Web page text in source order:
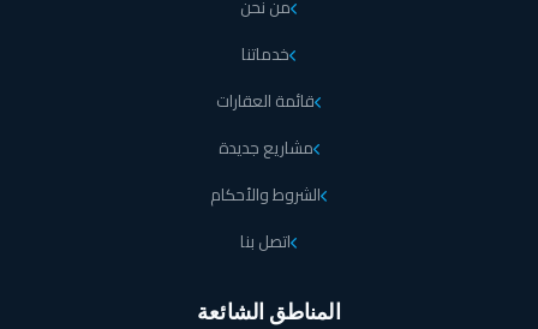
لأنك تستحق؛ قامت شركة بالم هيلز للتطوير العقاري بتنفيذ كمبوند بالم هيلز التجمع
الجديدة؛ حيث تم تصميمه على طراز عصري رائع، ويضم خدمات فريدة من أبرزها ما
تهتم الشركة المطورة بالنظام التعليمي داخل كمبوند بالم هيلز
التجمع الخامس من خلال وجود المدارس والجامعات الدولية
التي تقدم أفضل الخدمات التعليمية بمستوى عالي.
بالأنشطة الترفيهية المتنوعة التي تنمي مهاراتهم في كمبوند بالم
من نحن
خدماتنا
قائمة العقارات
مشاريع جديدة
الشروط والأحكام
اتصل بنا
المناطق الشائعة